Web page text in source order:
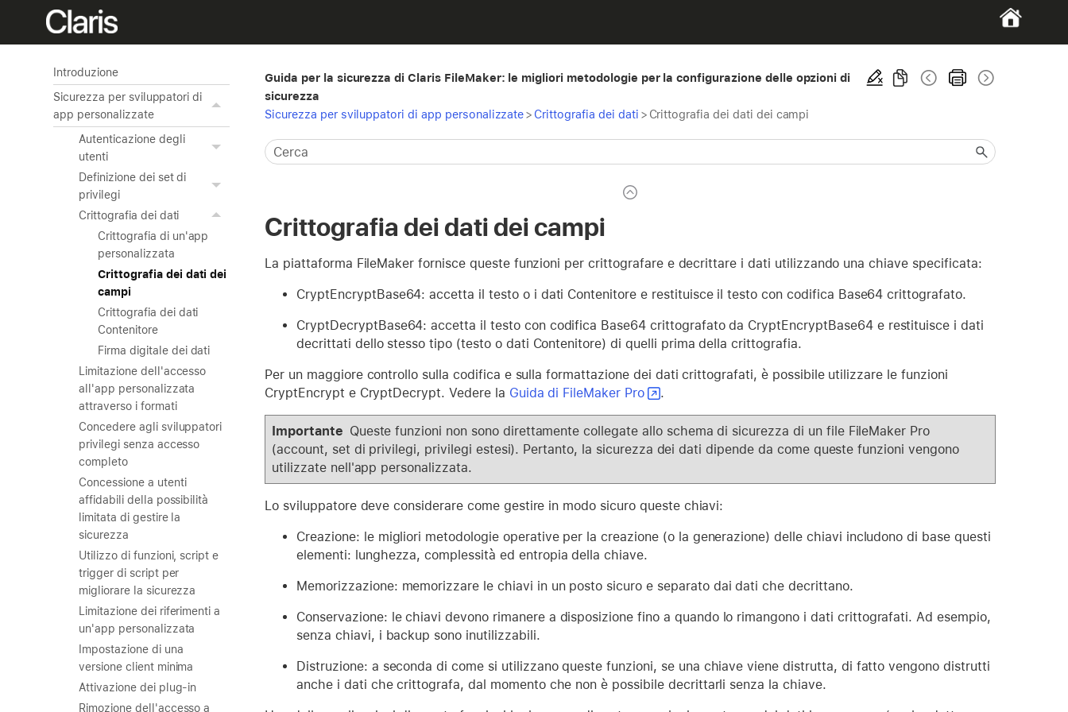
Introduzione
Sicurezza per sviluppatori di
app personalizzate
Autenticazione degli
utenti
Definizione dei set di
privilegi
Crittografia dei dati
Crittografia di un'app
personalizzata
Crittografia dei dati dei
campi
Crittografia dei dati
Contenitore
Firma digitale dei dati
Limitazione dell'accesso
all'app personalizzata
attraverso i formati
Concedere agli sviluppatori
privilegi senza accesso
completo
Concessione a utenti
affidabili della possibilità
limitata di gestire la
sicurezza
Utilizzo di funzioni, script e
trigger di script per
migliorare la sicurezza
Limitazione dei riferimenti a
un'app personalizzata
Impostazione di una
versione client minima
Attivazione dei plug-in
Rimozione dell'accesso a
Guida per la sicurezza di Claris FileMaker: le migliori metodologie per la configurazione delle opzioni di
sicurezza
Sicurezza per sviluppatori di app personalizzate> Crittografia dei dati > Crittografia dei dati dei campi
Crittografia dei dati dei campi
La piattaforma FileMaker fornisce queste funzioni per crittografare e decrittare i dati utilizzando una chiave specificata:
CryptEncryptBase64: accetta il testo o i dati Contenitore e restituisce il testo con codifica Base64 crittografato.
CryptDecryptBase64: accetta il testo con codifica Base64 crittografato da CryptEncryptBase64 e restituisce i dati
decrittati dello stesso tipo (testo o dati Contenitore) di quelli prima della crittografia.
Per un maggiore controllo sulla codifica e sulla formattazione dei dati crittografati, è possibile utilizzare le funzioni
CryptEncrypt e CryptDecrypt. Vedere la Guida di FileMaker Pro .
Importante Queste funzioni non sono direttamente collegate allo schema di sicurezza di un file FileMaker Pro
(account, set di privilegi, privilegi estesi). Pertanto, la sicurezza dei dati dipende da come queste funzioni vengono
utilizzate nell'app personalizzata.
Lo sviluppatore deve considerare come gestire in modo sicuro queste chiavi:
Creazione: le migliori metodologie operative per la creazione (o la generazione) delle chiavi includono di base questi
elementi: lunghezza, complessità ed entropia della chiave.
Memorizzazione: memorizzare le chiavi in un posto sicuro e separato dai dati che decrittano.
Conservazione: le chiavi devono rimanere a disposizione fino a quando lo rimangono i dati crittografati. Ad esempio,
senza chiavi, i backup sono inutilizzabili.
Distruzione: a seconda di come si utilizzano queste funzioni, se una chiave viene distrutta, di fatto vengono distrutti
anche i dati che crittografa, dal momento che non è possibile decrittarli senza la chiave.